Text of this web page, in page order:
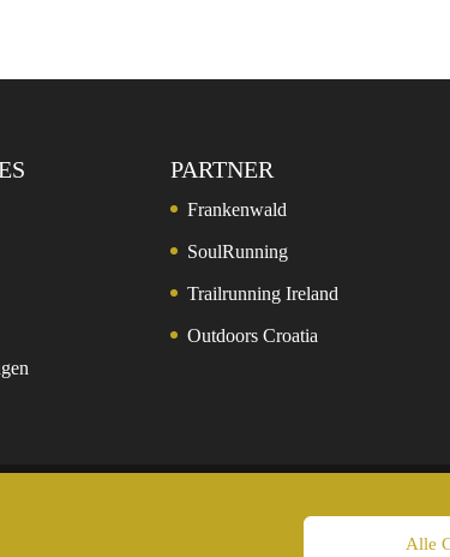
Alle
PARTNER
Frankenwald
SoulRunning
Trailrunning Ireland
Outdoors Croatia